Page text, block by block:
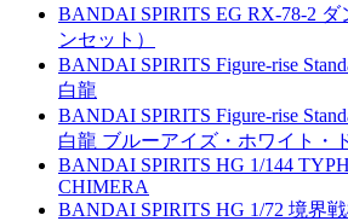
BANDAI SPIRITS EG RX-78-2
ンセット）
BANDAI SPIRITS Figure-rise
白龍
BANDAI SPIRITS Figure-rise
白龍 ブルーアイズ・ホワイト・
BANDAI SPIRITS HG 1/144
CHIMERA
BANDAI SPIRITS HG 1/72 境界